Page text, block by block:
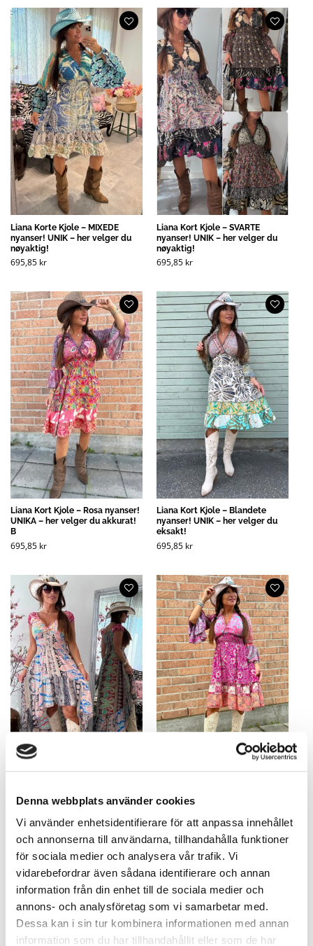
Denna webbplats använder cookies
Vi använder enhetsidentifierare för att anpassa innehållet
och annonserna till användarna, tillhandahålla funktioner
för sociala medier och analysera vår trafik. Vi
vidarebefordrar även sådana identifierare och annan
information från din enhet till de sociala medier och
annons- och analysföretag som vi samarbetar med.
Dessa kan i sin tur kombinera informationen med annan
information som du har tillhandahållit eller som de har
Liana Korte Kjole – MIXEDE
nyanser! UNIK – her velger du
nøyaktig!
695,85 kr
Liana Kort Kjole – SVARTE
nyanser! UNIK – her velger du
nøyaktig!
695,85 kr
Liana Kort Kjole – Rosa nyanser!
UNIKA – her velger du akkurat!
B
695,85 kr
Liana Kort Kjole – Blandete
nyanser! UNIK – her velger du
eksakt!
695,85 kr
MIX 10B! Her velger du
695,85kr
UNIKE – her velger du akkurat!
695,85 kr